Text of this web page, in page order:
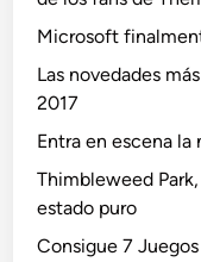
Microsoft
Las novedades
2017
Entra en escena
Thimbleweed
estado puro
Consigue 7